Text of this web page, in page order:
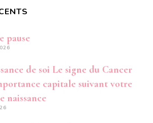
pause
de soi Le signe du Cancer
capitale suivant votre
naissance